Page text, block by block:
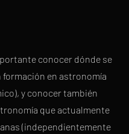
conocer dónde se
en astronomía
y conocer también
que actualmente
(independientemente